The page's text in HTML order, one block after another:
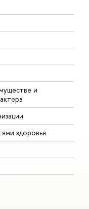
и
здоровья